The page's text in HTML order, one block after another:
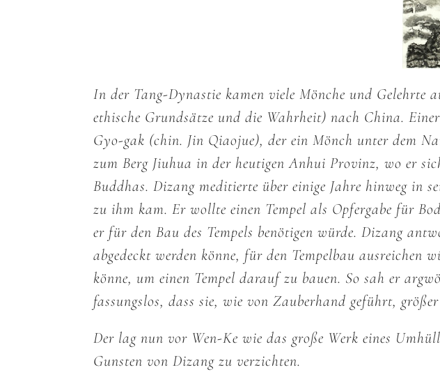
In der Tang-Dynastie kamen viele Mönche und Gelehrte
ethische Grundsätze und die Wahrheit) nach China.
Gyo-gak (chin. Jin Qiaojue), der ein Mönch unter dem
zum Berg Jiuhua in der heutigen Anhui Provinz, wo er
Buddhas. Dizang meditierte über einige Jahre hinweg in
zu ihm kam. Er wollte einen Tempel als Opfergabe für
er für den Bau des Tempels benötigen würde. Dizang
abgedeckt werden könne, für den Tempelbau ausreichen
könne, um einen Tempel darauf zu bauen. So sah er
fassungslos, dass sie, wie von Zauberhand geführt,
Der lag nun vor Wen-Ke wie das große Werk eines
Gunsten von Dizang zu verzichten.